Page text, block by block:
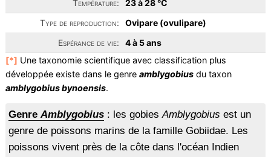
Température:
23 à 28 °C
Type de reproduction:
Ovipare (ovulipare)
Espérance de vie:
4 à 5 ans
[*] Une taxonomie scientifique avec classification plus
développée existe dans le genre amblygobiusdu taxon
amblygobius bynoensis.
GenreAmblygobius: les gobiesAmblygobius est un
genre de poissons marins de la famille Gobiidae. Les
poissons vivent près de la côte dans l'océan Indien